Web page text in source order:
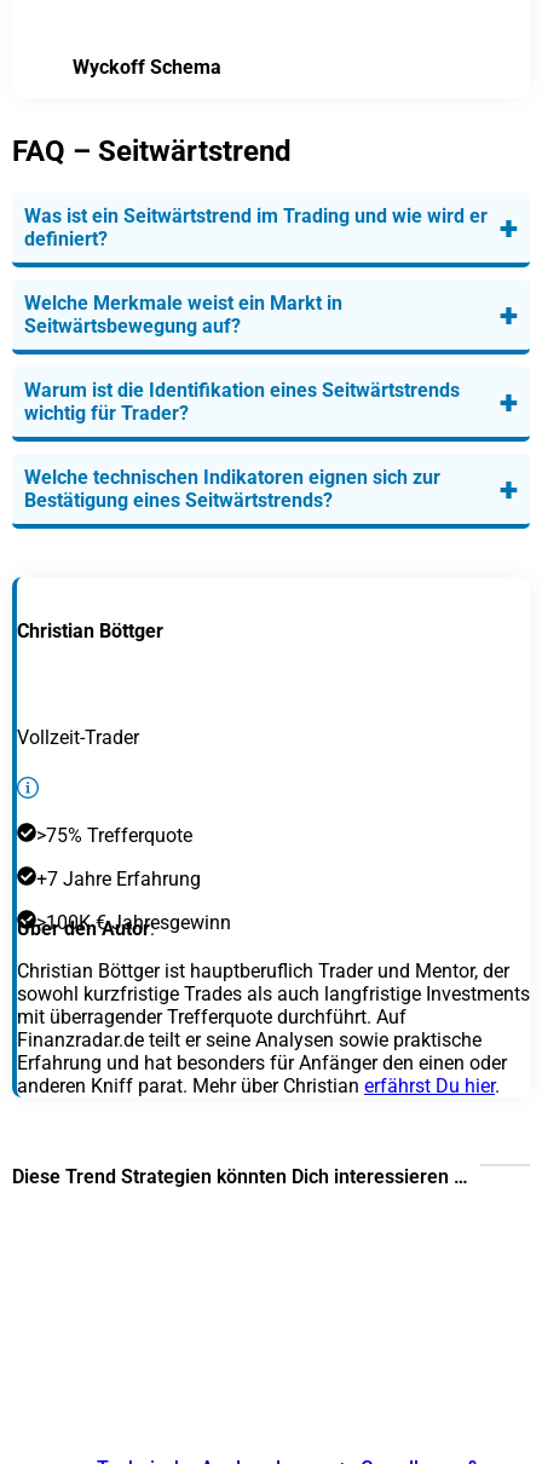
Wyckoff Schema
FAQ – Seitwärtstrend
Was ist ein Seitwärtstrend im Trading und wie wird er
definiert?
+
Welche Merkmale weist ein Markt in
Seitwärtsbewegung auf?
+
Warum ist die Identifikation eines Seitwärtstrends
wichtig für Trader?
+
Welche technischen Indikatoren eignen sich zur
Bestätigung eines Seitwärtstrends?
+
Christian Böttger
Vollzeit-Trader
>75% Trefferquote
+7 Jahre Erfahrung
>100K € Jahresgewinn
Über den Autor:
Christian Böttger ist hauptberuflich Trader und Mentor, der
sowohl kurzfristige Trades als auch langfristige Investments
mit überragender Trefferquote durchführt. Auf
Finanzradar.de teilt er seine Analysen sowie praktische
Erfahrung und hat besonders für Anfänger den einen oder
anderen Kniff parat. Mehr über Christian erfährst Du hier.
Diese Trend Strategien könnten Dich interessieren …